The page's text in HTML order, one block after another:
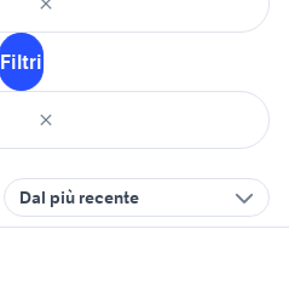
Filtri
Dal più recente